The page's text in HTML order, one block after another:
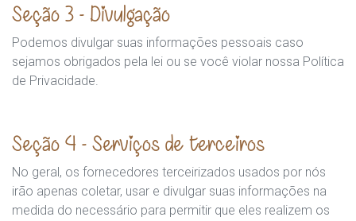
Seção 3 - Divulgação
Podemos divulgar suas informações pessoais caso
sejamos obrigados pela lei ou se você violar nossa Política
de Privacidade.
Seção 4 - Serviços de terceiros
No geral, os fornecedores terceirizados usados por nós
irão apenas coletar, usar e divulgar suas informações na
medida do necessário para permitir que eles realizem os